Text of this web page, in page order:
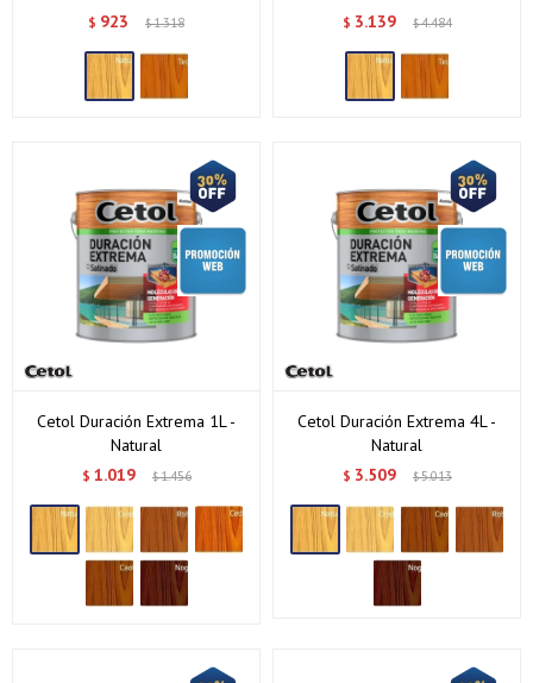
$ 923 $1.318 $ 3.139 $4.484
Cetol Duración Extrema 1L -
Natural
$ 1.019 $1.456
Cetol Duración Extrema 4L -
Natural
$ 3.509 $5.013